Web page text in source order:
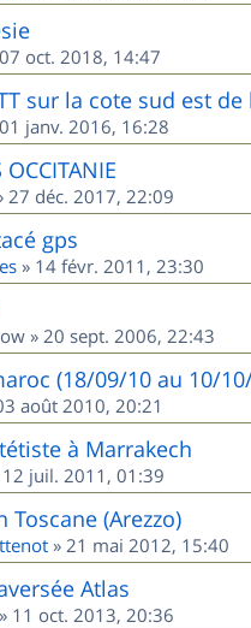
07 oct. 2018, 14:47
sur la cote sud est de
01 janv. 2016, 16:28
OCCITANIE
27 déc. 2017, 22:09
gps
» 14 févr. 2011, 23:30
» 20 sept. 2006, 22:43
(18/09/10 au 10/
août 2010, 20:21
à Marrakech
12 juil. 2011, 01:39
Toscane (Arezzo)
» 21 mai 2012, 15:40
Atlas
» 11 oct. 2013, 20:36